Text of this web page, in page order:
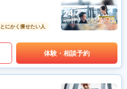
とにかく痩せたい人
体験・相談予約